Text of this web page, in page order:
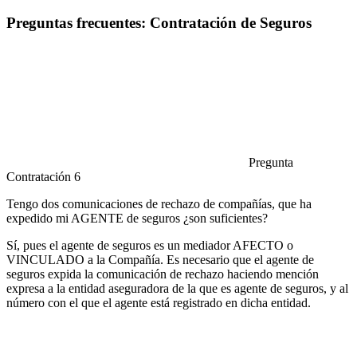
Preguntas frecuentes: Contratación de Seguros
Pregunta
Contratación 6
Tengo dos comunicaciones de rechazo de compañías, que ha
expedido mi AGENTE de seguros ¿son suficientes?
Sí, pues el agente de seguros es un mediador AFECTO o
VINCULADO a la Compañía. Es necesario que el agente de
seguros expida la comunicación de rechazo haciendo mención
expresa a la entidad aseguradora de la que es agente de seguros, y al
número con el que el agente está registrado en dicha entidad.